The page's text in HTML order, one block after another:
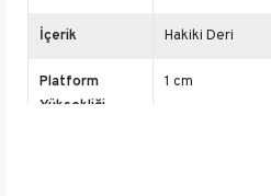
İçerik Hakiki Deri
Platform
Yüksekliği
1 cm